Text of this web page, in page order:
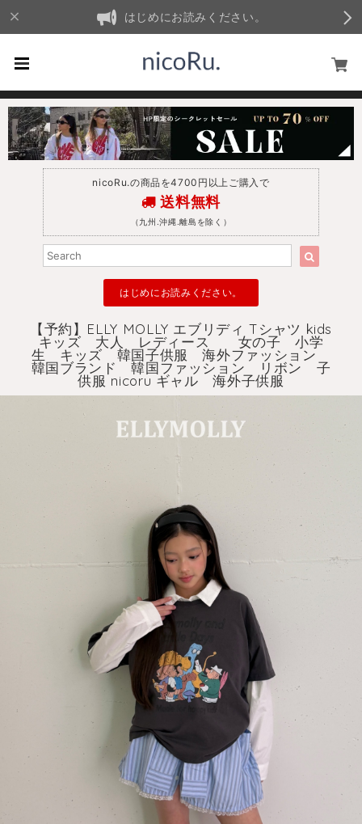
はじめにお読みください。
nicoRu.の商品を4700円以上ご購入で
送料無料
（九州.沖縄.離島を除く）
はじめにお読みください。
【予約】ELLY MOLLY エブリディ Tシャツ kids
キッズ 大人 レディース 女の子 小学
生 キッズ 韓国子供服 海外ファッション
韓国ブランド 韓国ファッション リボン 子
供服 nicoru ギャル 海外子供服